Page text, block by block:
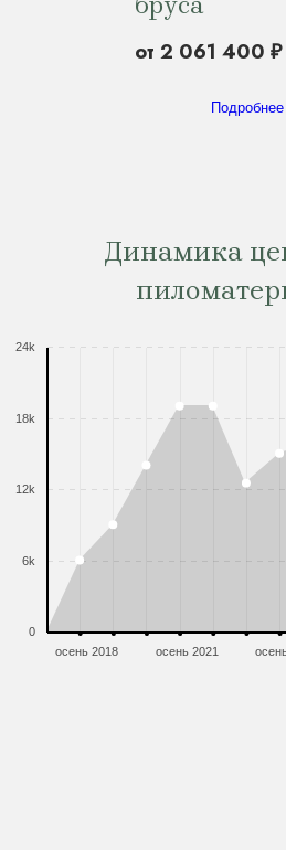
от 2 061 400 ₽
Подробнее
Динамика
0
6k
12k
18k
24k
осень 2018 осень 2021